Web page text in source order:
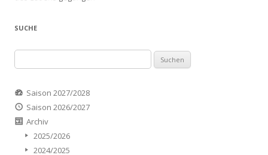
SUCHE
nach:
Saison 2027/2028
Saison 2026/2027
Archiv
2025/2026
2024/2025